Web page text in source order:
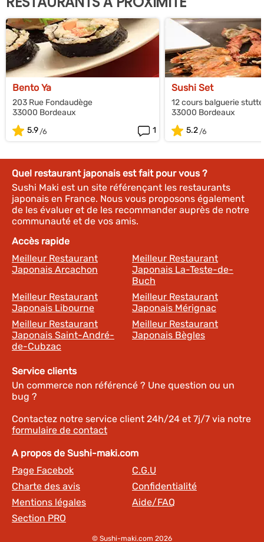
Bento Ya
203 Rue Fondaudège
33000 Bordeaux
5.9
1
Sushi Set
12 cours balguerie
33000 Bordeaux
5.2
Quel restaurant japonais est fait pour vous ?
Sushi Maki est un site référençant les restaurants
japonais en France. Nous vous proposons également
de les évaluer et de les recommander auprès de notre
communauté et de vos amis.
Accès rapide
Meilleur Restaurant
Japonais Arcachon
Meilleur Restaurant
Japonais La-Teste-de-
Buch
Meilleur Restaurant
Japonais Libourne
Meilleur Restaurant
Japonais Mérignac
Meilleur Restaurant
Japonais Saint-André-
de-Cubzac
Meilleur Restaurant
Japonais Bègles
Service clients
Un commerce non référencé ? Une question ou un
bug ?
Contactez notre service client 24h/24 et 7j/7 via notre
formulaire de contact
A propos de Sushi-maki.com
Page Facebok
C.G.U
Charte des avis
Confidentialité
Mentions légales
Aide/FAQ
Section PRO
© Sushi-maki.com 2026